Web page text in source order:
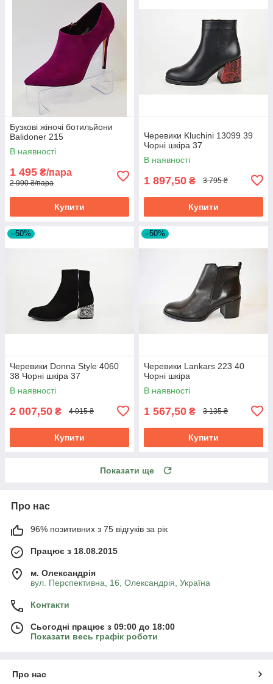
Бузкові жіночі ботильйони
Balidoner 215
В наявності
1 495 ₴/пара
2 990 ₴/пара
Купити
Черевики Kluchini 13099 39
Чорні шкіра 37
В наявності
1 897,50 ₴ 3 795 ₴
Купити
–50%
Черевики Donna Style 4060
38 Чорні шкіра 37
В наявності
2 007,50 ₴ 4 015 ₴
Купити
–50%
Черевики Lankars 223 40
Чорні шкіра
В наявності
1 567,50 ₴ 3 135 ₴
Купити
Показати ще
Про нас
96% позитивних з 75 відгуків за рік
Працює з 18.08.2015
м. Олександрія
вул. Перспективна, 16, Олександрія, Україна
Контакти
Сьогодні працює з 09:00 до 18:00
Показати весь графік роботи
Про нас